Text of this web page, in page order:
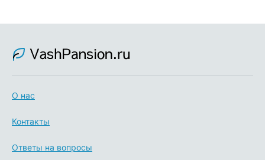
О нас
Контакты
Ответы на вопросы